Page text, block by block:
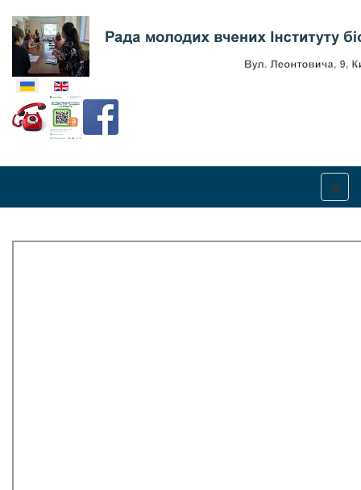
Оберіть свою мову